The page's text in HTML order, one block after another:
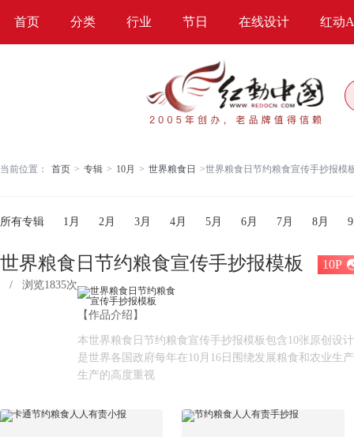
首页 分类 行业 节日 在线设计 红动
当前位置： 首页 > 专辑 > 10月 > 世界粮食日 >世界粮食日节约粮食宣传手抄报模
所有专辑 1月 2月 3月 4月 5月 6月 7月 8月
世界粮食日节约粮食宣传手抄报模板 10P
/ 浏览1835次
【作品介绍】
本世界粮食日节约粮食宣传手抄报模板包含10张原创设
是世界各国政府每年在10月16日围绕发展粮食和农业生
生产的高度重视